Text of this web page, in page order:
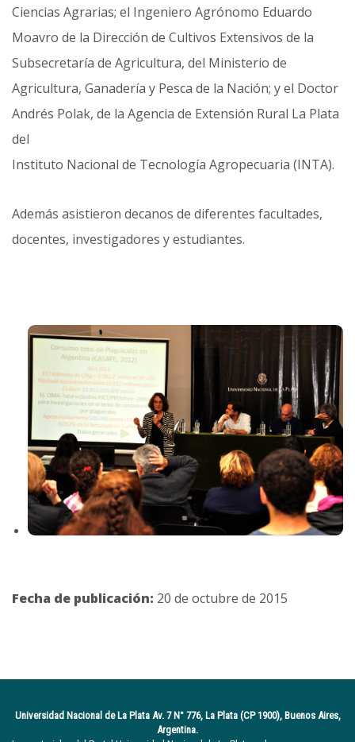
Ciencias Agrarias; el Ingeniero Agrónomo Eduardo
Moavro de la Dirección de Cultivos Extensivos de la
Subsecretaría de Agricultura, del Ministerio de
Agricultura, Ganadería y Pesca de la Nación; y el Doctor
Andrés Polak, de la Agencia de Extensión Rural La Plata
del
Instituto Nacional de Tecnología Agropecuaria (INTA).
Además asistieron decanos de diferentes facultades,
docentes, investigadores y estudiantes.
Fecha de publicación: 20 de octubre de 2015
Universidad Nacional de La Plata Av. 7 N° 776, La Plata (CP 1900), Buenos Aires,
Argentina.